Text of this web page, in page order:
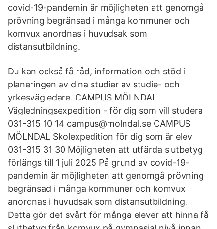
covid-19-pandemin är möjligheten att genomgå
prövning begränsad i många kommuner och
komvux anordnas i huvudsak som
distansutbildning.
Du kan också få råd, information och stöd i
planeringen av dina studier av studie- och
yrkesvägledare. CAMPUS MÖLNDAL
Vägledningsexpedition - för dig som vill studera
031-315 10 14 campus@molndal.se CAMPUS
MÖLNDAL Skolexpedition för dig som är elev
031-315 31 30 Möjligheten att utfärda slutbetyg
förlängs till 1 juli 2025 På grund av covid-19-
pandemin är möjligheten att genomgå prövning
begränsad i många kommuner och komvux
anordnas i huvudsak som distansutbildning.
Detta gör det svårt för många elever att hinna få